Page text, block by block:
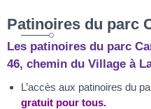
Patinoires du parc
Les patinoires du parc
46, chemin du Village à
L’accès aux patinoires du
gratuit pour tous.